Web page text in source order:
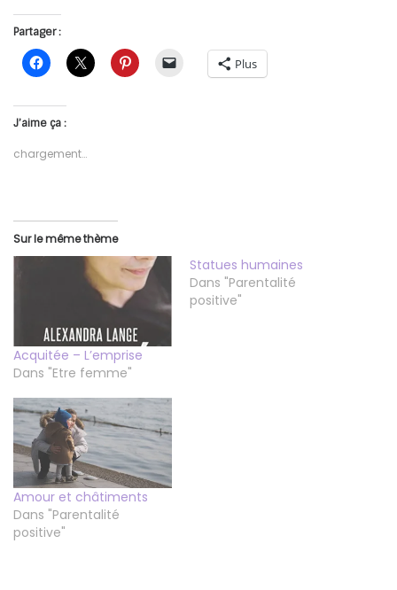
Partager :
Plus
J’aime ça :
chargement…
Sur le même thème
Acquitée – L’emprise
Dans "Etre femme"
Statues humaines
Dans "Parentalité
positive"
Amour et châtiments
Dans "Parentalité
positive"